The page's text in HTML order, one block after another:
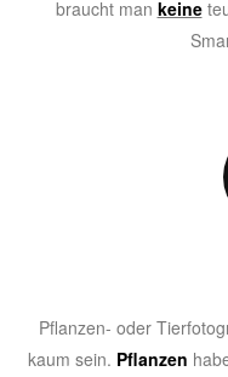
braucht man keine
Pflanzen- oder
kaum sein. Pflanzen